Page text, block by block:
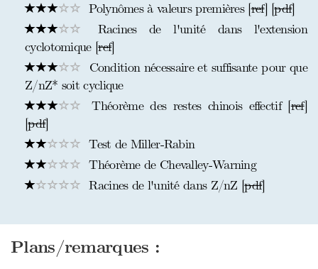
Polynômes à valeurs premières [ref] [pdf]
Racines de l'unité dans l'extension
cyclotomique [ref]
Condition nécessaire et suffisante pour que
Z/nZ* soit cyclique
Théorème des restes chinois effectif [ref]
[pdf]
Test de Miller-Rabin
Théorème de Chevalley-Warning
Racines de l'unité dans Z/nZ [pdf]
Plans/remarques :